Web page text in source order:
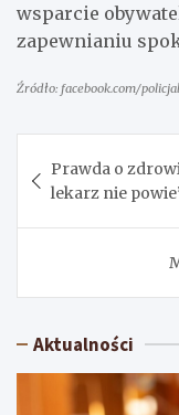
wsparcie
zapewnianiu
Źródło: facebook.com/
wpisu
Prawda o
lekarz nie
Aktualności